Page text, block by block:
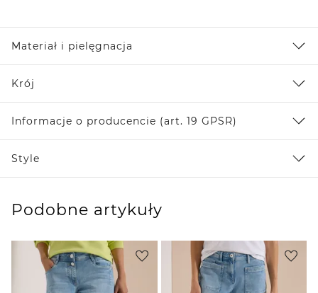
Materiał i pielęgnacja
Krój
Informacje o producencie (art. 19 GPSR)
Style
Podobne artykuły